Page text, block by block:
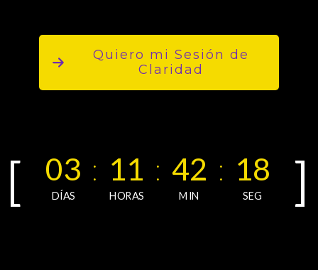
Quiero mi Sesión de
Claridad
03
DÍAS
11
HORAS
42
MIN
17
SEG